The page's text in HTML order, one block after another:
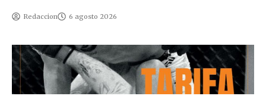
Redaccion 6 agosto 2026